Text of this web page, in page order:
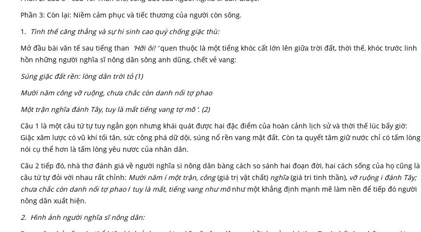
Phần 3: Còn lại: Niềm cảm phục và tiếc thương của người còn sông.
1. Tình thế căng thẳng và sự hi sinh cao quý chống giặc thù:
Mở đầu bài văn tế sau tiếng than ‘Hỡi ôi! ‘ quen thuộc là một tiếng khóc cất lớn lên giữa trời đất, thời thế, khóc trước linh
hồn những người nghĩa sĩ nông dân sông anh dũng, chết vẻ vang:
Súng giặc đất rền: lòng dân trời tỏ (1)
Mười năm công vỡ ruộng, chưa chắc còn danh nổi tợ phao
Một trận nghĩa đánh Tây, tuy là mất tiếng vang tợ mõ ‘. (2)
Câu 1 là một câu tứ tự tuy ngắn gọn nhưng khái quát được hai đặc điểm của hoàn cảnh lịch sử và thời thế lúc bấy giờ:
Giặc xâm lược có vũ khí tối tân, sức công phá dữ dội, súng nổ rền vang mật đất. Còn ta quyết tâm giữ nước chỉ có tấm lòng
nói cụ thể hơn là tấm lòng yêu nươc của nhân dân.
Câu 2 tiếp đó, nhà thơ đánh giá về người nghĩa si nông dân bàng cách so sánh hai đoạn đời, hai cách sống của họ cũng là
câu tứ tự đỏi với nhau rất chỉnh: Mười năm í một trận, công(giá trị vật chất) nghĩa (giá tri tinh thần), vỡ ruộng i đánh Tây;
chưa chắc còn danh nổi tợ phao/ tuy là mất, tiếng vang như mõnhư một khẳng định mạnh mẽ làm nền để tiếp đó người
nông dân xuất hiện.
2. Hình ảnh người nghĩa sĩ nông dân: